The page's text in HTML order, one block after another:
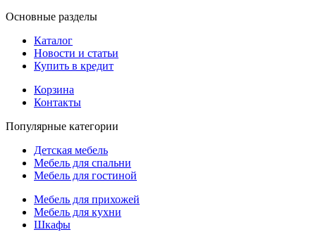
Основные разделы
Каталог
Новости и статьи
Купить в кредит
Корзина
Контакты
Популярные категории
Детская мебель
Мебель для спальни
Мебель для гостиной
Мебель для прихожей
Мебель для кухни
Шкафы